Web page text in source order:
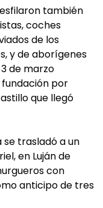
también
coches
de los
y de aborígenes
de marzo
fundación por
que llegó
se trasladó a un
en Luján de
con
anticipo de tres